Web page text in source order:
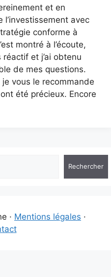
et en
l’investissement avec
conforme à
montré à l’écoute,
et j’ai obtenu
de mes questions.
vous le recommande
été précieux. Encore
Rechercher
· Mentions légales ·